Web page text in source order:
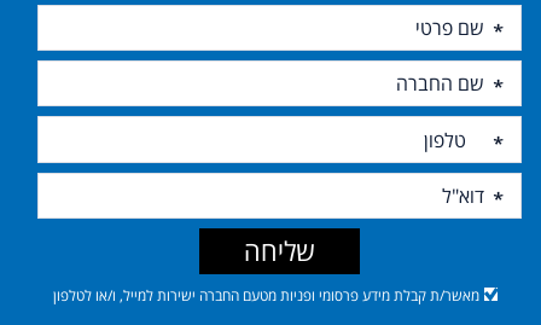
מאשר/ת קבלת מידע פרסומי ופניות מטעם החברה ישירות למייל, ו/או לטלפון
שליחה